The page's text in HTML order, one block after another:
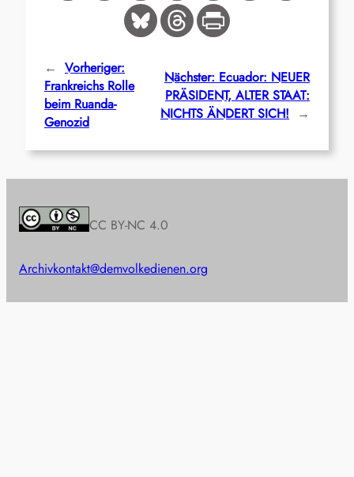
← Vorheriger:
Frankreichs Rolle
beim Ruanda-
Genozid
Nächster: Ecuador: NEUER
PRÄSIDENT, ALTER STAAT:
NICHTS ÄNDERT SICH!
→
CC BY-NC 4.0
Archivkontakt@demvolkedienen.org